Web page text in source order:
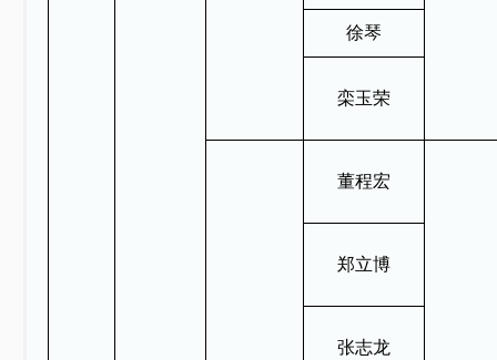
徐琴
栾玉荣
董程宏
郑立博
张志龙